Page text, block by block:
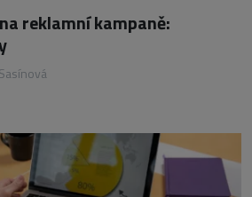
reklamní kampaně: